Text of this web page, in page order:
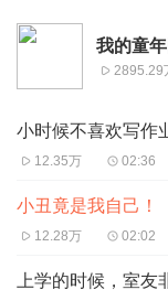
我的童
2895.29
12.35万 02:36
小丑竟是我自己！
12.28万 02:02